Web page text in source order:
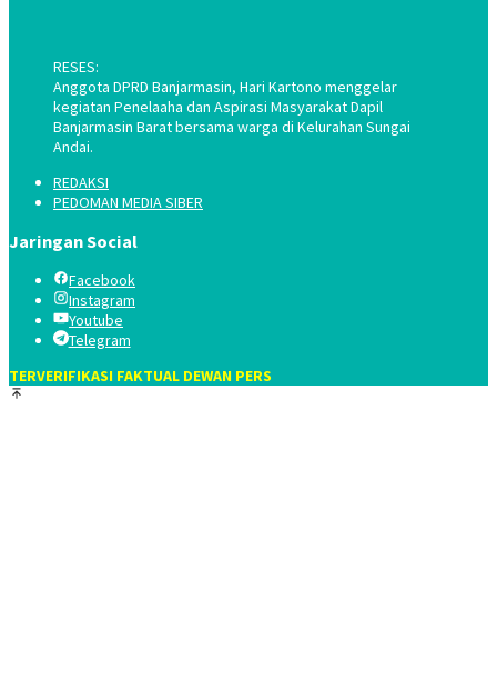
RESES:
Anggota DPRD Banjarmasin, Hari Kartono menggelar
kegiatan Penelaaha dan Aspirasi Masyarakat Dapil
Banjarmasin Barat bersama warga di Kelurahan Sungai
Andai.
REDAKSI
PEDOMAN MEDIA SIBER
Jaringan Social
Facebook
Instagram
Youtube
Telegram
TERVERIFIKASI FAKTUAL DEWAN PERS